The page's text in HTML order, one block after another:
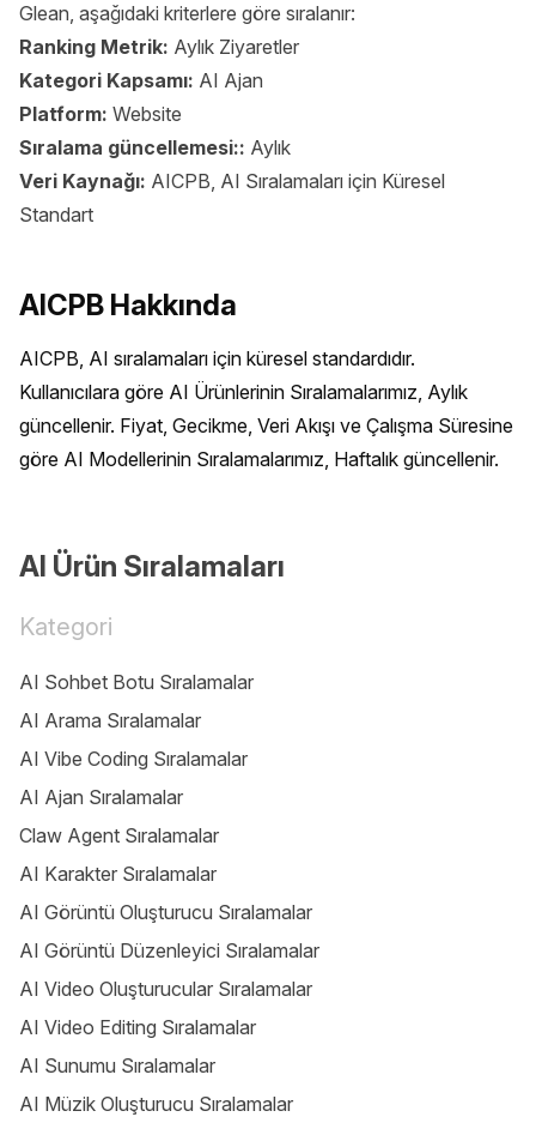
Glean, aşağıdaki kriterlere göre sıralanır:
Ranking Metrik: Aylık Ziyaretler
Kategori Kapsamı: AI Ajan
Platform: Website
Sıralama güncellemesi:: Aylık
Veri Kaynağı: AICPB, AI Sıralamaları için Küresel
Standart
AICPB Hakkında
AICPB, AI sıralamaları için küresel standardıdır.
Kullanıcılara göre AI Ürünlerinin Sıralamalarımız, Aylık
güncellenir. Fiyat, Gecikme, Veri Akışı ve Çalışma Süresine
göre AI Modellerinin Sıralamalarımız, Haftalık güncellenir.
AI Ürün Sıralamaları
Kategori
AI Sohbet Botu Sıralamalar
AI Arama Sıralamalar
AI Vibe Coding Sıralamalar
AI Ajan Sıralamalar
Claw Agent Sıralamalar
AI Karakter Sıralamalar
AI Görüntü Oluşturucu Sıralamalar
AI Görüntü Düzenleyici Sıralamalar
AI Video Oluşturucular Sıralamalar
AI Video Editing Sıralamalar
AI Sunumu Sıralamalar
AI Müzik Oluşturucu Sıralamalar